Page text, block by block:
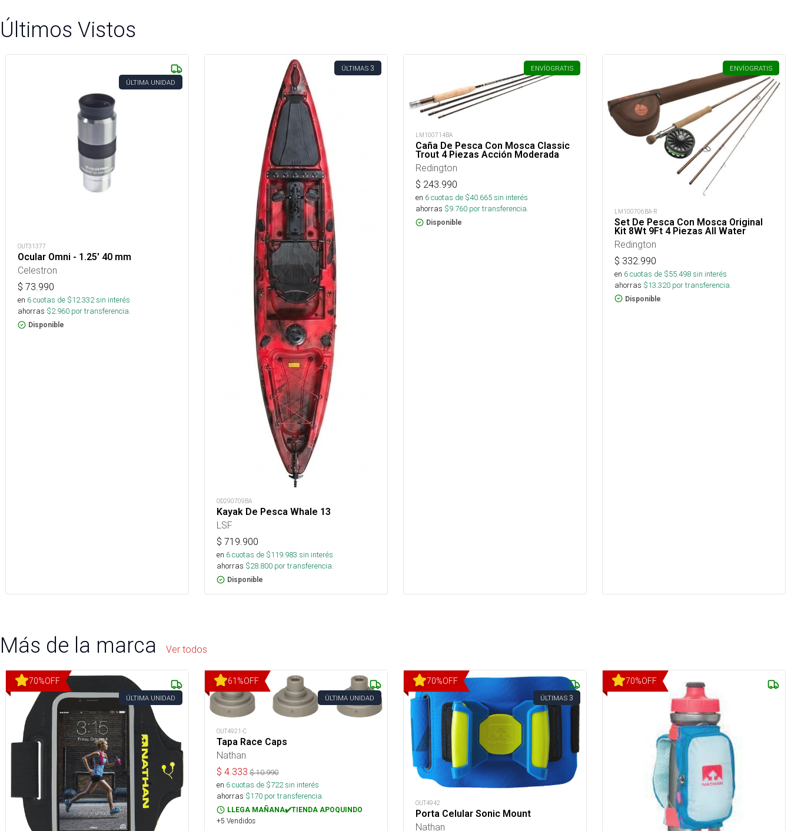
Últimos Vistos
ÚLTIMA UNIDAD
OUT31377
Ocular Omni - 1.25' 40 mm
Celestron
$ 73.990
en 6cuotas de $12.332sin interés
ahorras $2.960 por transferencia.
Disponible
ÚLTIMAS 3
OD290709BA
Kayak De Pesca Whale 13
LSF
$ 719.900
en 6cuotas de $119.983 sin interés
ahorras $28.800 por transferencia.
Disponible
ENVÍOGRATIS
LM100714BA
Caña De Pesca Con Mosca Classic
Trout 4 Piezas Acción Moderada
Redington
$ 243.990
en 6cuotas de $40.665sin interés
ahorras $9.760 por transferencia.
Disponible
ENVÍOGRATIS
LM100706BA-R
Set De Pesca Con Mosca Original
Kit 8Wt 9Ft 4 Piezas All Water
Redington
$ 332.990
en 6cuotas de $55.498sin interés
ahorras $13.320 por transferencia.
Disponible
Más de la marca Ver todos
70%OFF
ÚLTIMA UNIDAD
61 %OFF
ÚLTIMA UNIDAD
OUT4921-C
Tapa Race Caps
Nathan
$ 4.333 $10.990
en 6cuotas de $722sin interés
ahorras $170 por transferencia.
LLEGA MAÑANA✔️TIENDA APOQUINDO
+5 Vendidos
70%OFF
ÚLTIMAS 3
OUT4942
Porta Celular Sonic Mount
Nathan
70%OFF